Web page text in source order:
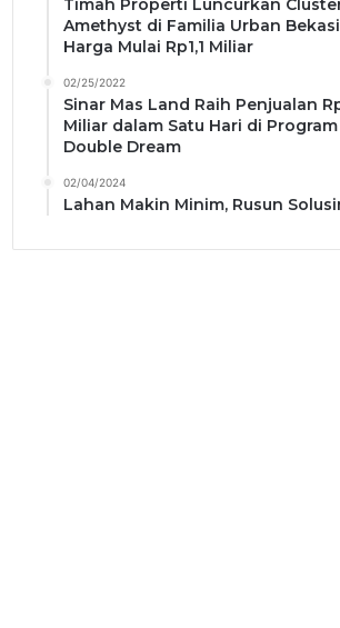
Timah Properti Luncurkan
Amethyst di Familia Urban
Harga Mulai Rp1,1 Miliar
02/25/2022
Sinar Mas Land Raih Penjualan
Miliar dalam Satu Hari di Program
Double Dream
02/04/2024
Lahan Makin Minim, Rusun